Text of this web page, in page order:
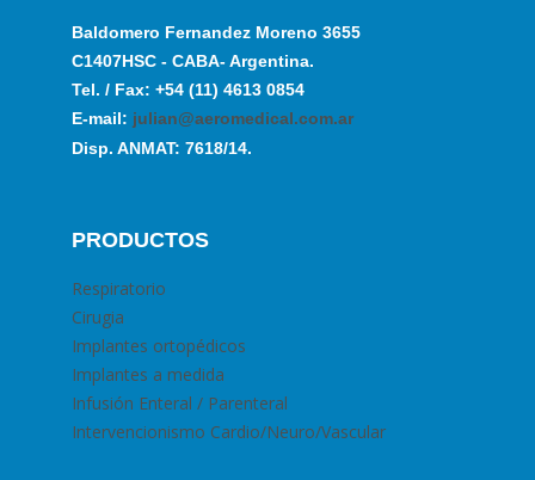
Baldomero Fernandez Moreno 3655
C1407HSC - CABA- Argentina.
Tel. / Fax: +54 (11) 4613 0854
E-mail: julian@aeromedical.com.ar
Disp. ANMAT: 7618/14.
PRODUCTOS
Respiratorio
Cirugia
Implantes ortopédicos
Implantes a medida
Infusión Enteral / Parenteral
Intervencionismo Cardio/Neuro/Vascular